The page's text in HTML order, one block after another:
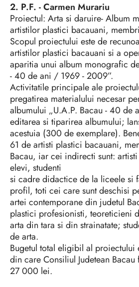
2. P.F. - Carmen Murariu
Proiectul: Arta si daruire- Album
artistilor plastici bacauani,
Scopul proiectului este de
artistilor plastici bacauani si a
aparitia unui album monografic
- 40 de ani / 1969 - 2009”.
Activitatile principale ale
pregatirea materialului necesar
albumului „U.A.P. Bacau - 40
editarea si tiparirea albumului;
acestuia (300 de exemplare).
61 de artisti plastici bacauani,
Bacau, iar cei indirecti sunt:
elevi, studenti
si cadre didactice de la liceele si
profil, toti cei care sunt deschisi
artei contemporane din judetul
plastici profesionisti, teoreticieni
arta din tara si din strainatate;
de arta.
Bugetul total eligibil al
din care Consiliul Judetean Bacau
27 000 lei.